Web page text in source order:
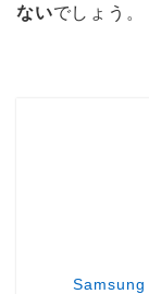
ないでしょう。
Samsung